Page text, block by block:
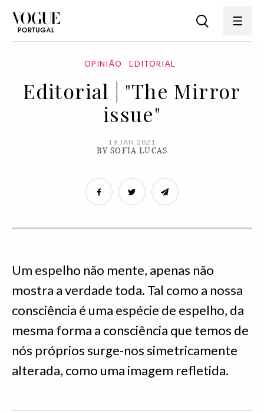
OPINIÃO EDITORIAL
Editorial | "The Mirror
issue"
19 JAN 2021
BY SOFIA LUCAS
Um espelho não mente, apenas não
mostra a verdade toda. Tal como a nossa
consciência é uma espécie de espelho, da
mesma forma a consciência que temos de
nós próprios surge-nos simetricamente
alterada, como uma imagem refletida.